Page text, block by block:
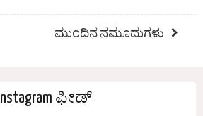
ಮುಂದಿನ ನಮೂದುಗಳು
Instagram ಫೀಡ್